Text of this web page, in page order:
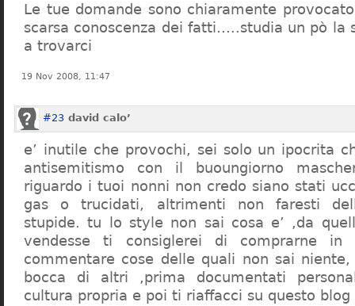
Le tue domande sono chiaramente
scarsa conoscenza dei fatti…..studia un pò la
a trovarci
19 Nov 2008, 11:47
#23 david calo’
e’ inutile che provochi, sei solo un ipocrita
antisemitismo con il buoungiorno
riguardo i tuoi nonni non credo siano stati
gas o trucidati, altrimenti non faresti
stupide. tu lo style non sai cosa e’ ,da
vendesse ti consiglerei di comprarne in
commentare cose delle quali non sai
bocca di altri ,prima documentati
cultura propria e poi ti riaffacci su questo blog